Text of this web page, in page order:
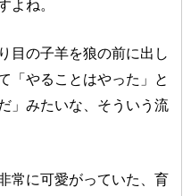
よね。
目の子羊を狼の前に出し
「やることはやった」と
」みたいな、そういう流
常に可愛がっていた、育